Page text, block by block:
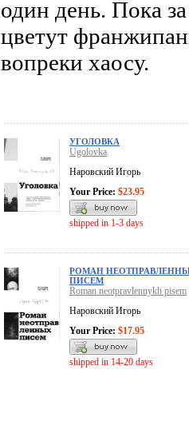
один день. Пока
цветут
вопреки хаосу.
УГОЛОВКА
Ugolovka
Наровский Игорь
Your Price: $23.95
shipped in 1-3 days
РОМАН
ПИСЕМ
Roman neotpravlennykh pisem
Наровский Игорь
Your Price: $17.95
shipped in 14-20 days